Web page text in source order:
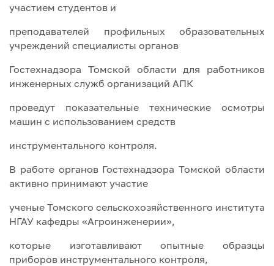
участием студентов и
преподавателей профильных образовательных
учреждений специалисты органов
Гостехнадзора Томской области для работников
инженерных служб организаций АПК
проведут показательные технические осмотры
машин с использованием средств
инструментального контроля.
В работе органов Гостехнадзора Томской области
активно принимают участие
ученые Томского сельскохозяйственного института
НГАУ кафедры «Агроинженерии»,
которые изготавливают опытные образцы
приборов инструментального контроля,